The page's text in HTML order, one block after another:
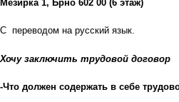
Мезирка 1, Брно 602 00 (6 этаж)
C переводом на русский язык.
Хочу заключить трудовой договор
-Что должен содержать в себе